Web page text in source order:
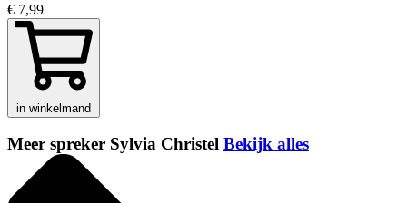
€ 7,99
in winkelmand
Meer spreker Sylvia Christel Bekijk alles